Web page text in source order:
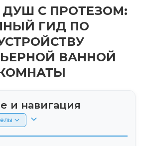
ДУШ С ПРОТЕЗОМ:
ГИД ПО
ВАННОЙ
и навигация